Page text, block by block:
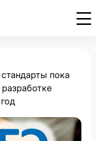
пока
обучение
специалисты
резюме
специалисты
по НМО с
14 ЗЕТ
специалисты
Вас